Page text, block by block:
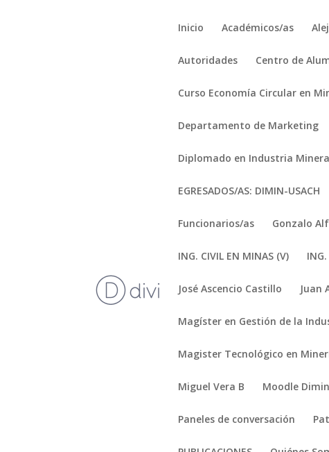
Inicio Académicos/as
Autoridades Centro de
Curso Economía Circular en
Departamento de Marketing
Diplomado en Industria Minera
EGRESADOS/AS: DIMIN-USACH
Funcionarios/as Gonzalo
ING. CIVIL EN MINAS (V)
José Ascencio Castillo Juan
Magíster en Gestión de la
Magister Tecnológico en
Miguel Vera B Moodle Dimin
Paneles de conversación